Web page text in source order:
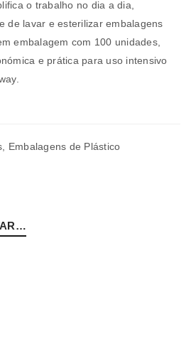
o trabalho no dia a dia,
de lavar e esterilizar embalagens
embalagem com 100 unidades,
e prática para uso intensivo
, Embalagens de Plástico